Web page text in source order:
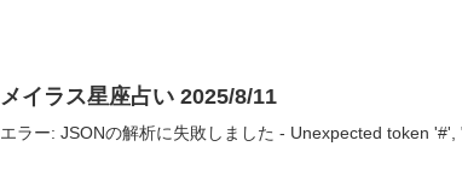
メイラス星座占い 2025/8/11
エラー: JSONの解析に失敗しました - Unexpected token